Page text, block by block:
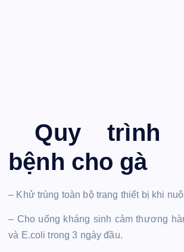
Quy trình
bệnh cho gà
– Khử trùng toàn bộ trang thiết bị khi
– Cho uống kháng sinh cảm thương
và E.coli trong 3 ngày đầu.